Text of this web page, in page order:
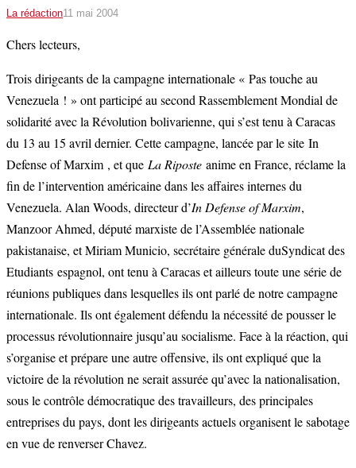
La rédaction11 mai 2004
Chers lecteurs,
Trois dirigeants de la campagne internationale « Pas touche au
Venezuela ! » ont participé au second Rassemblement Mondial de
solidarité avec la Révolution bolivarienne, qui s’est tenu à Caracas
du 13 au 15 avril dernier. Cette campagne, lancée par le site In
Defense of Marxim , et que La Riposte anime en France, réclame la
fin de l’intervention américaine dans les affaires internes du
Venezuela. Alan Woods, directeur d’In Defense of Marxim,
Manzoor Ahmed, député marxiste de l’Assemblée nationale
pakistanaise, et Miriam Municio, secrétaire générale duSyndicat des
Etudiants espagnol, ont tenu à Caracas et ailleurs toute une série de
réunions publiques dans lesquelles ils ont parlé de notre campagne
internationale. Ils ont également défendu la nécessité de pousser le
processus révolutionnaire jusqu’au socialisme. Face à la réaction, qui
s’organise et prépare une autre offensive, ils ont expliqué que la
victoire de la révolution ne serait assurée qu’avec la nationalisation,
sous le contrôle démocratique des travailleurs, des principales
entreprises du pays, dont les dirigeants actuels organisent le sabotage
en vue de renverser Chavez.